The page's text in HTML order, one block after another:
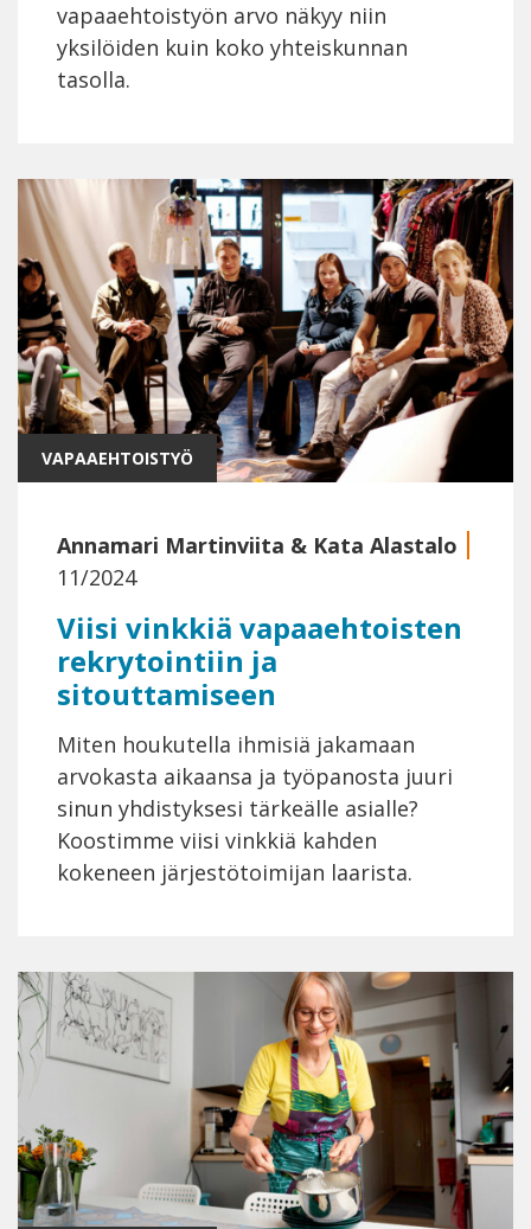
vapaaehtoistyön arvo näkyy niin
yksilöiden kuin koko yhteiskunnan
tasolla.
VAPAAEHTOISTYÖ
Annamari Martinviita & Kata Alastalo
11/2024
Viisi vinkkiä vapaaehtoisten
rekrytointiin ja
sitouttamiseen
Miten houkutella ihmisiä jakamaan
arvokasta aikaansa ja työpanosta juuri
sinun yhdistyksesi tärkeälle asialle?
Koostimme viisi vinkkiä kahden
kokeneen järjestötoimijan laarista.